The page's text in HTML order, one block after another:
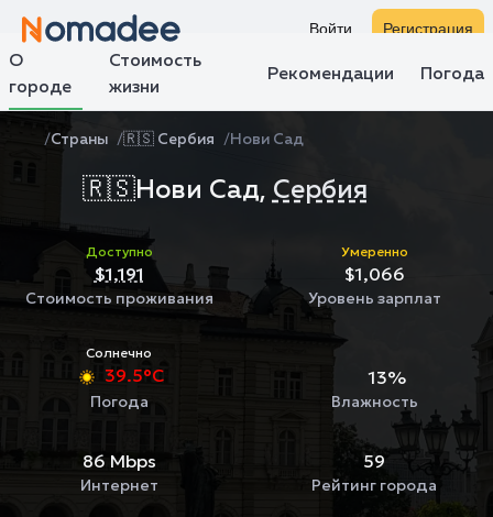
Войти
Регистрация
О
городе
Стоимость
жизни
Рекомендации Погода
Страны 🇷🇸 Сербия Нови Сад
🇷🇸Нови Сад, Сербия
Доступно
$1,191
Стоимость проживания
Умеренно
$1,066
Уровень зарплат
Солнечно
39.5°C
Погода
13%
Влажность
86 Mbps
Интернет
59
Рейтинг города